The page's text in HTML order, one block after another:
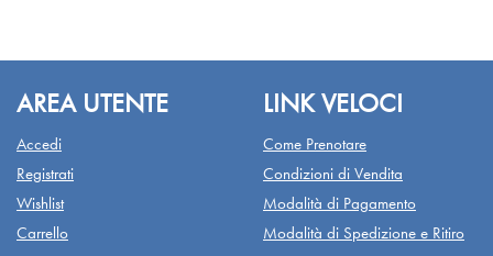
AREA UTENTE
Accedi
Registrati
Wishlist
Carrello
LINK VELOCI
Come Prenotare
Condizioni di Vendita
Modalità di Pagamento
Modalità di Spedizione e Ritiro